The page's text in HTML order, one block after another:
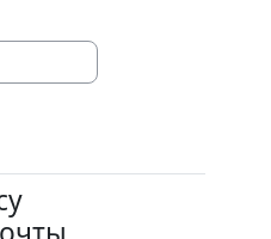
электронной почты